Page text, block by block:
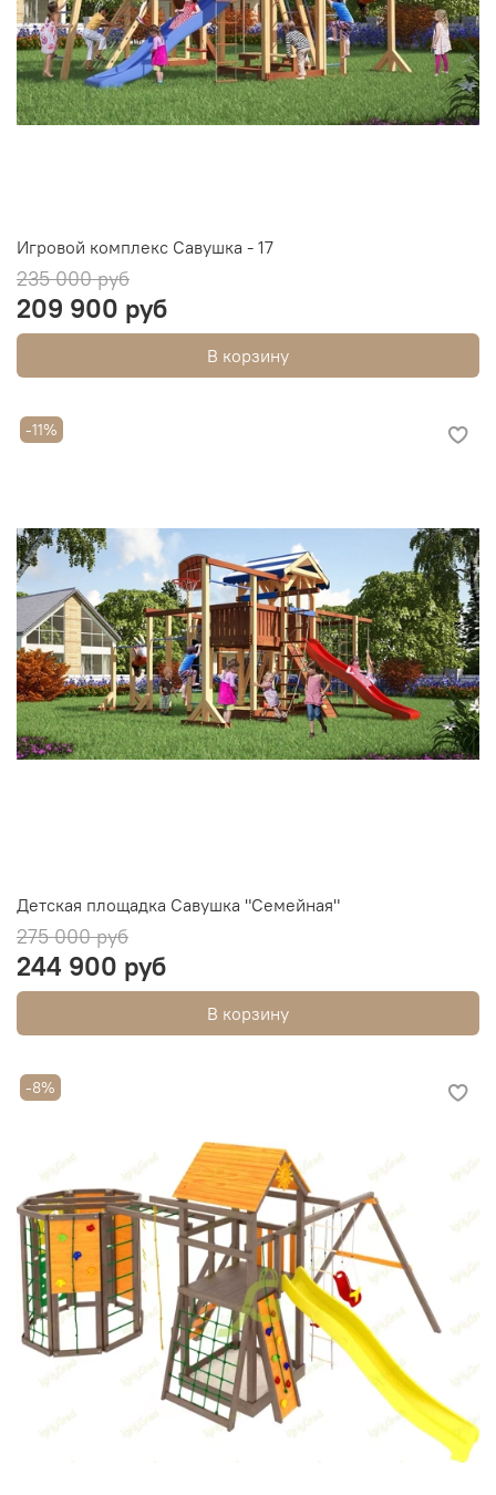
Игровой комплекс Савушка - 17
235 000 руб
209 900 руб
В корзину
-11%
Детская площадка Савушка "Семейная"
275 000 руб
244 900 руб
В корзину
-8%